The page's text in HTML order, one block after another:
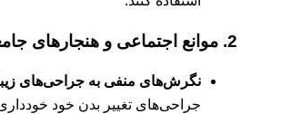
2. موانع اجتماعی و هنجارهای
نگرش‌های منفی به جراحی‌های
جراحی‌های تغییر بدن خود